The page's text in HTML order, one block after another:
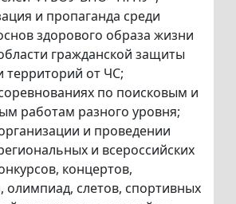
и пропаганда среди
здорового образа жизни
гражданской защиты
территорий от ЧС;
по поисковым и
работам разного уровня;
и проведении
и всероссийских
концертов,
олимпиад, слетов, спортивных